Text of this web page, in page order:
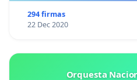
294 firmas
22 Dec 2020
Orquesta